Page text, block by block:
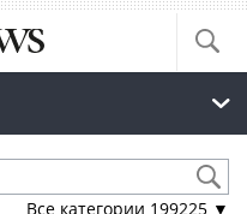
Все категории 199225 ▼